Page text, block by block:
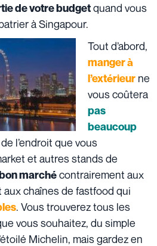
de votre budgetquand vous
à Singapour.
Tout d’abord,
manger à
l’extérieur ne
vous coûtera
pas
beaucoup
l’endroit que vous
et autres stands de
marchécontrairement aux
chaînes de fastfood qui
. Vous trouverez tous les
vous souhaitez, du simple
Michelin, mais gardez en